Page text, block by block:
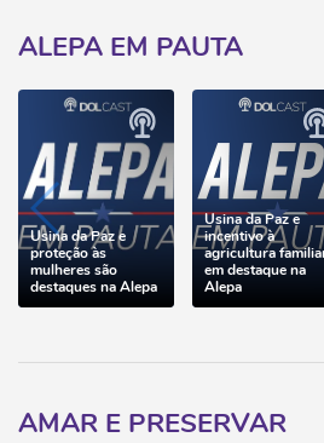
ALEPA EM PAUTA
Usina da Paz e
proteção às
mulheres são
destaques na Alepa
Usina da Paz e
incentivo à
agricultura
em destaque na
Alepa
AMAR E PRESERVAR